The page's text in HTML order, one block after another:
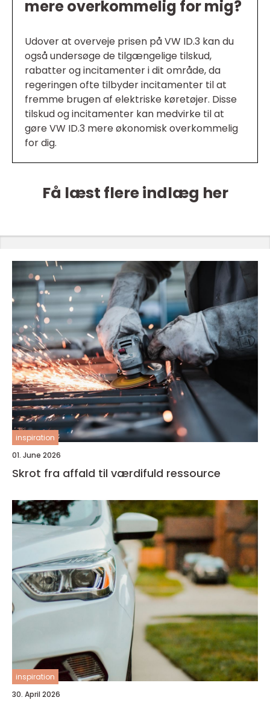
mere overkommelig for mig?
Udover at overveje prisen på VW ID.3 kan du
også undersøge de tilgængelige tilskud,
rabatter og incitamenter i dit område, da
regeringen ofte tilbyder incitamenter til at
fremme brugen af elektriske køretøjer. Disse
tilskud og incitamenter kan medvirke til at
gøre VW ID.3 mere økonomisk overkommelig
for dig.
Få læst flere indlæg her
inspiration
01. June 2026
Skrot fra affald til værdifuld ressource
inspiration
30. April 2026